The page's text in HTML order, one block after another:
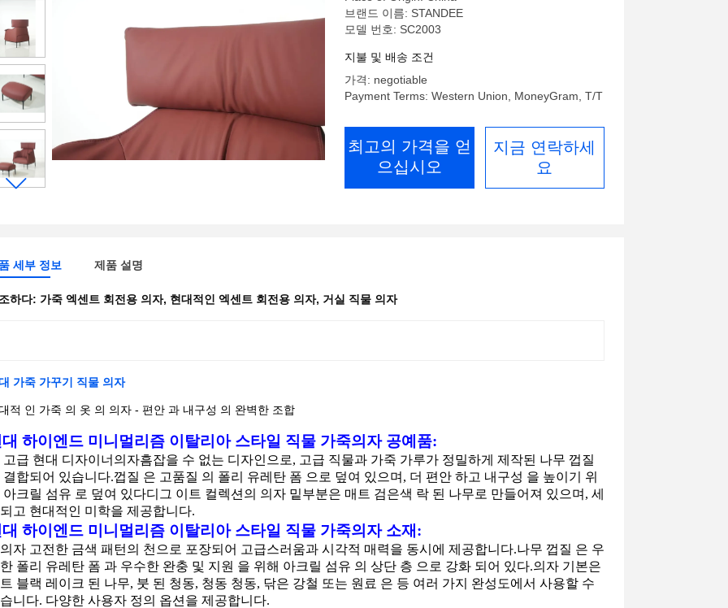
브랜드 이름: STANDEE
모델 번호: SC2003
지불 및 배송 조건
가격: negotiable
Payment Terms: Western Union, MoneyGram, T/T
최고의 가격을 얻
으십시오
지금 연락하세
요
세부 정보 제품 설명
하다: 가죽 엑센트 회전용 의자, 현대적인 엑센트 회전용 의자, 거실 직물 의자
가죽 가꾸기 직물 의자
적 인 가죽 의 옷 의 의자 - 편안 과 내구성 의 완벽한 조합
대 하이엔드 미니멀리즘 이탈리아 스타일 직물 가죽의자 공예품:
고급 현대 디자이너 의자흠잡을 수 없는 디자인으로, 고급 직물과 가죽 가루가 정밀하게 제작된 나무 껍질
결합되어 있습니다.껍질 은 고품질 의 폴리 유레탄 폼 으로 덮여 있으며, 더 편안 하고 내구성 을 높이기 위
아크릴 섬유 로 덮여 있다디그 이트 컬렉션의 의자 밑부분은 매트 검은색 락 된 나무로 만들어져 있으며, 세
고 현대적인 미학을 제공합니다.
대 하이엔드 미니멀리즘 이탈리아 스타일 직물 가죽의자 소재:
의자 고전한 금색 패턴의 천으로 포장되어 고급스러움과 시각적 매력을 동시에 제공합니다.나무 껍질 은 우
폴리 유레탄 폼 과 우수한 완충 및 지원 을 위해 아크릴 섬유 의 상단 층 으로 강화 되어 있다.의자 기본은
블랙 레이크 된 나무, 붓 된 청동, 청동 청동, 닦은 강철 또는 원료 은 등 여러 가지 완성도에서 사용할 수
니다. 다양한 사용자 정의 옵션을 제공합니다.